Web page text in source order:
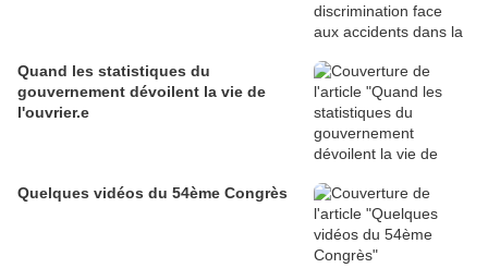
Quand les statistiques du
gouvernement dévoilent la vie de
l'ouvrier.e
Quelques vidéos du 54ème Congrès